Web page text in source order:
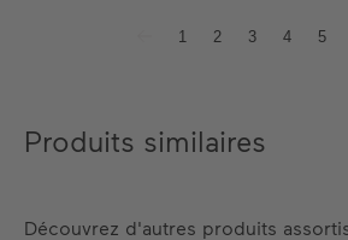
1 2 3 4 5
Produits similaires
Découvrez d'autres produits